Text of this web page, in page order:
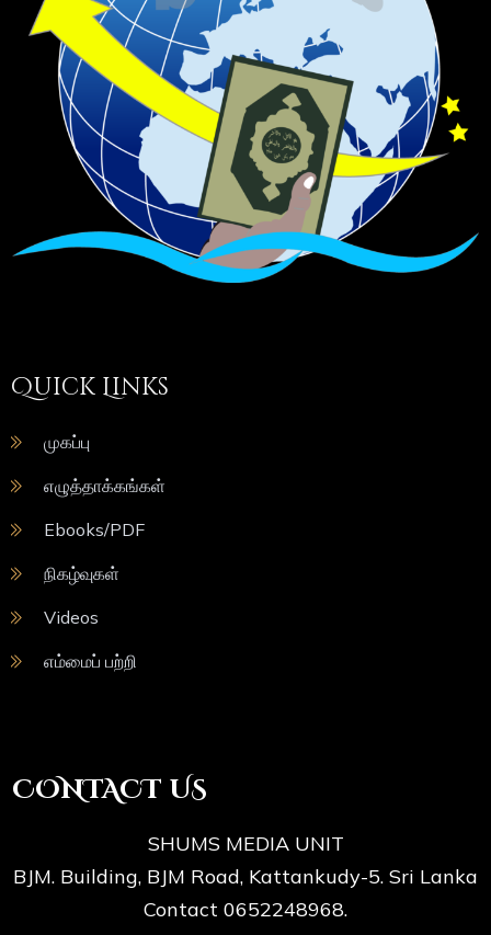
Quick Links
முகப்பு
எழுத்தாக்கங்கள்
Ebooks/PDF
நிகழ்வுகள்
Videos
எம்மைப் பற்றி
CONTACT US
SHUMS MEDIA UNIT
BJM. Building, BJM Road, Kattankudy-5. Sri Lanka
Contact 0652248968.